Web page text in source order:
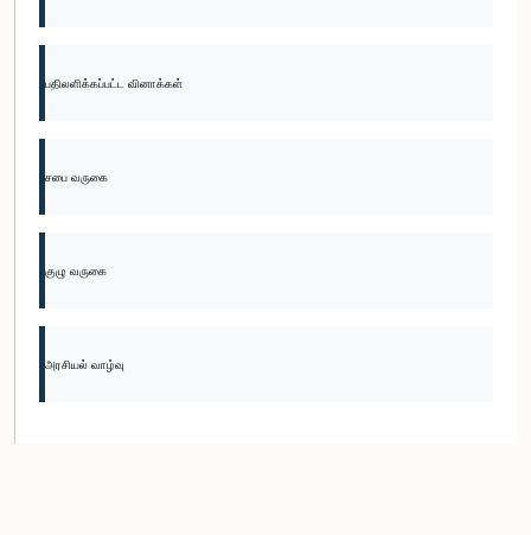
பதிலளிக்கப்பட்ட வினாக்கள்
சபை வருகை
குழு வருகை
அரசியல் வாழ்வு